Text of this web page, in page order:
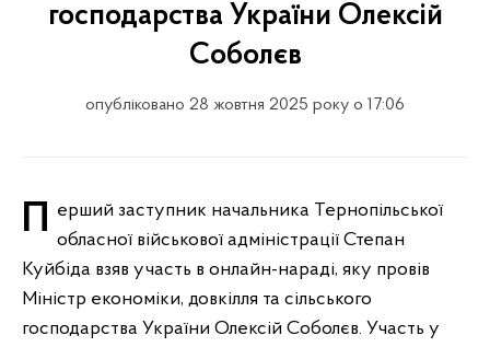
господарства України Олексій
Соболєв
опубліковано 28 жовтня 2025 року о 17:06
Перший заступник начальника Тернопільської обласної військової адміністрації Степан
Куйбіда взяв участь в онлайн-нараді, яку провів
Міністр економіки, довкілля та сільського
господарства України Олексій Соболєв. Участь у